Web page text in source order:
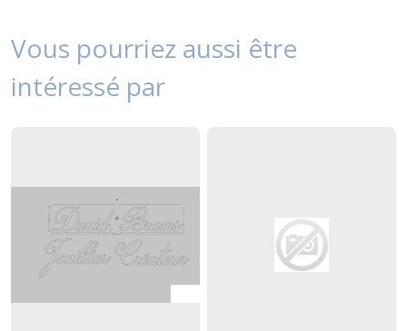
Vous pourriez aussi être
intéressé par